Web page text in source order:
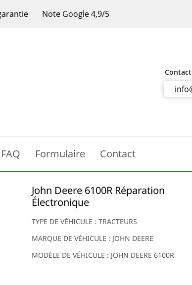
Note Google 4,9/5
FAQ Formulaire Contact
John Deere 6100R Réparation
Électronique
TYPE DE VÉHICULE : TRACTEURS
MARQUE DE VÉHICULE : JOHN DEERE
MODÈLE DE VÉHICULE : JOHN DEERE 6100R